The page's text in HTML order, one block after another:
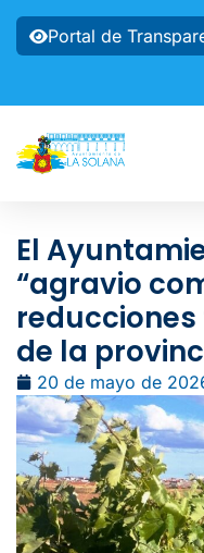
Portal de
El
“agravio
de la
20 de mayo de